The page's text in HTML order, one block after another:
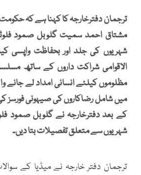
ترجمان دفترخارجہ کا کہنا ہے کہ
مشتاق احمد سمیت گلوبل صمود
شہریوں کی جلد اور بحفاظت واپسی
الاقوامی شراکت داروں کے ساتھ
مظلوموں کیلئے انسانی امداد لے جانے
میں شامل رضاکاروں کی صیہونی فورسز
کے بعد دفترخارجہ نے گلوبل صمود
شہریوں سے متعلق تفصیلات بتا دیں۔
ترجمان دفتر خارجہ نے میڈیا کے